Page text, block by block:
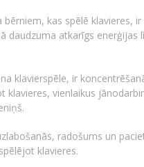
kas spēlē klavieres,
daudzuma atkarīgs
klavierspēle, ir
klavieres, vienlaikus
radošums un
klavieres.